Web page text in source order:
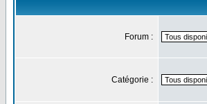
Forum :
Catégorie :